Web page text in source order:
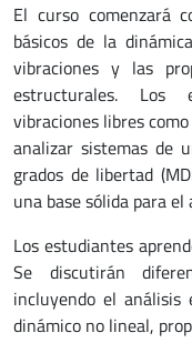
El curso comenzará
básicos de la
vibraciones y las
estructurales. Los
vibraciones libres
analizar sistemas de
grados de libertad
una base sólida para
Los estudiantes
Se discutirán
incluyendo el
dinámico no lineal,